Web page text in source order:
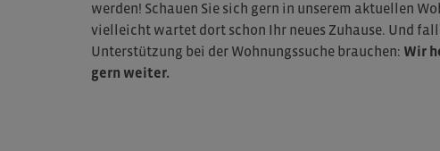
werden! Schauen Sie sich gern in unserem aktuellen
vielleicht wartet dort schon Ihr neues Zuhause. Und
Unterstützung bei der Wohnungssuche brauchen: Wir
gern weiter.